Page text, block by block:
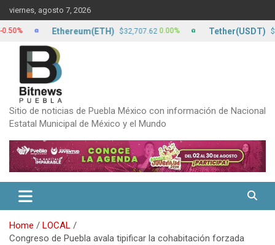
Skip
to
content
viernes, agosto 7, 2026
Sitio de noticias de Puebla México con información de Nacional
Estatal Municipal de México y el Mundo
Home
LOCAL
Congreso de Puebla avala tipificar la cohabitación forzada
Ethereum(ETH) $32,707.62 0.00% Tether(USDT) $17.20